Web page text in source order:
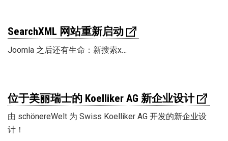
SearchXML 网站重新启动
Joomla 之后还有生命：新搜索x…
位于美丽瑞士的 Koelliker AG 新企业设计
由 schönereWelt 为 Swiss Koelliker AG 开发的新企业设
计！